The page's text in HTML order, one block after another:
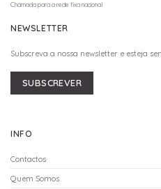
Chamada para a rede fixa nacional
NEWSLETTER
Subscreva a nossa newsletter e esteja
SUBSCREVER
INFO
Contactos
Quem Somos